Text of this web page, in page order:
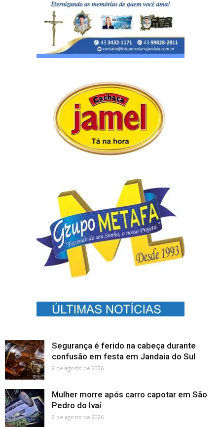
Segurança é ferido na cabeça durante
confusão em festa em Jandaia do Sul
9 de agosto de 2026
Mulher morre após carro capotar em São
Pedro do Ivaí
9 de agosto de 2026